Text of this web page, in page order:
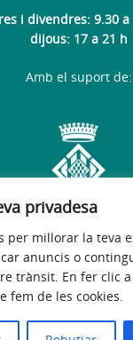
privadesa
per millorar la teva
anuncis o
trànsit. En fer clic
fem de les cookies.
i divendres: 9.30
dijous: 17 a 21 h
de privacitat
Amb el suport de: